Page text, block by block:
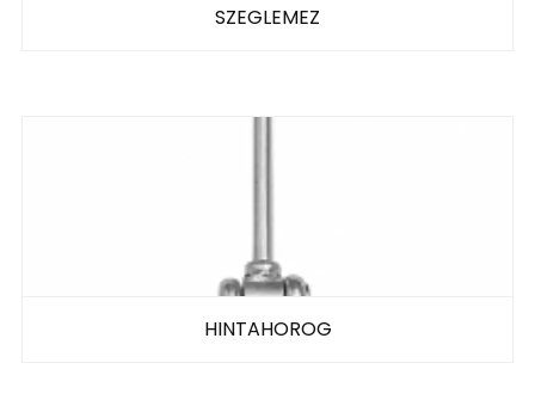
SZEGLEMEZ
HINTAHOROG